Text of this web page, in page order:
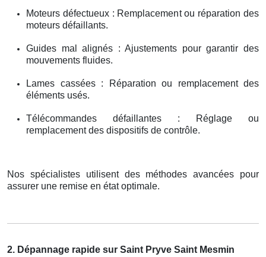
Moteurs défectueux : Remplacement ou réparation des
moteurs défaillants.
Guides mal alignés : Ajustements pour garantir des
mouvements fluides.
Lames cassées : Réparation ou remplacement des
éléments usés.
Télécommandes défaillantes : Réglage ou
remplacement des dispositifs de contrôle.
Nos spécialistes utilisent des méthodes avancées pour
assurer une remise en état optimale.
2. Dépannage rapide sur Saint Pryve Saint Mesmin